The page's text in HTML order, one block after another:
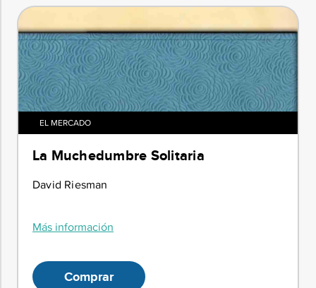
EL MERCADO
La Muchedumbre Solitaria
David Riesman
Más información
Comprar